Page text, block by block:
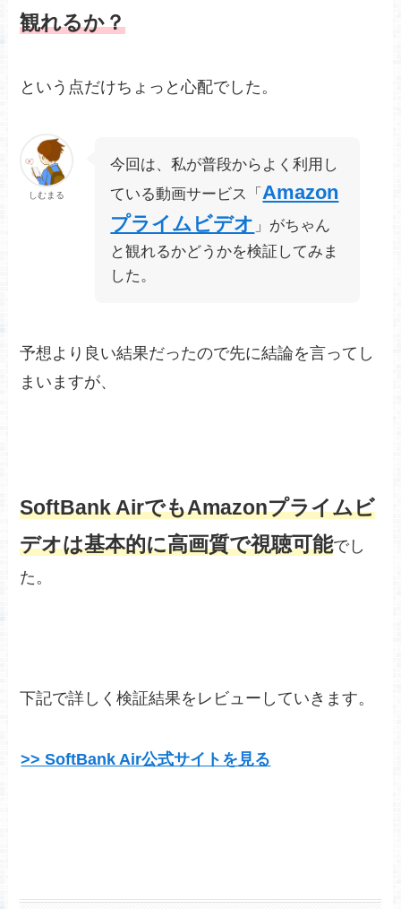
観れるか？
という点だけちょっと心配でした。
しむまる
今回は、私が普段からよく利用し
ている動画サービス「Amazon
プライムビデオ 」がちゃん
と観れるかどうかを検証してみま
した。
予想より良い結果だったので先に結論を言ってし
まいますが、
SoftBank AirでもAmazonプライムビ
デオは基本的に高画質で視聴可能でし
た。
下記で詳しく検証結果をレビューしていきます。
>> SoftBank Air公式サイトを見る